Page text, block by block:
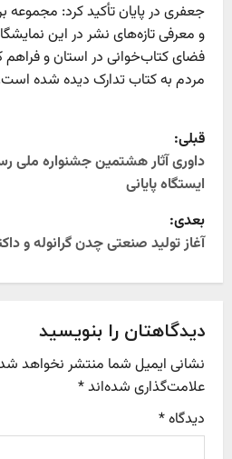
جعفری در پایان تأکید کرد: مجموعه
و معرفی تازه‌های نشر در این
فضای کتاب‌خوانی در استان و فراهم
مردم به کتاب تدارک دیده شده است.
P
o
s
t
n
a
v
g
قبلی:
داوری آثار هشتمین جشنواره ملی
ایستگاه پایانی
بعدی:
آغاز تولید صنعتی چدن گرانوله و
دیدگاهتان را بنویسید
نشانی ایمیل شما منتشر نخواهد شد.
علامت‌گذاری شده‌اند*
دیدگاه*